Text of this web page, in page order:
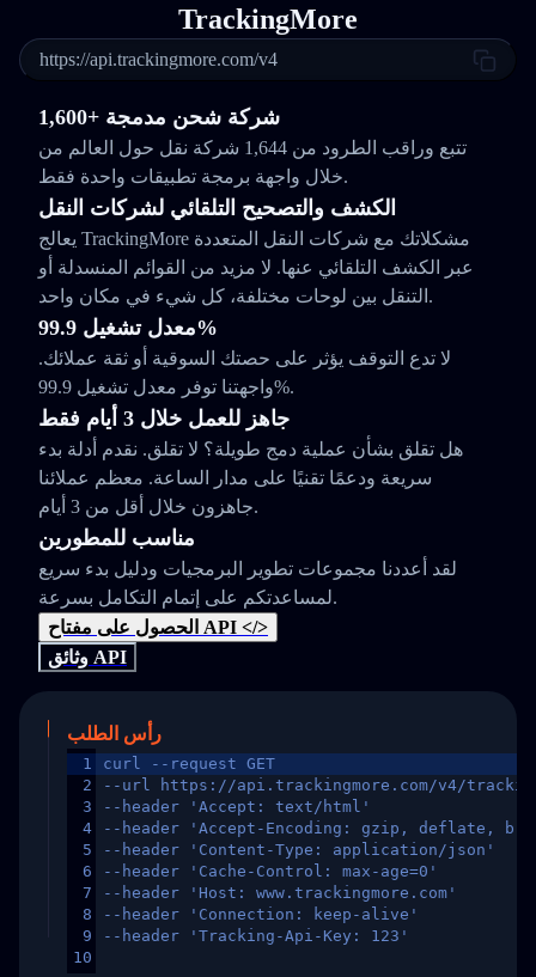
TrackingMore
https://api.trackingmore.com/v4
1,600+ شركة شحن مدمجة
تتبع وراقب الطرود من 1,644 شركة نقل حول العالم من
خلال واجهة برمجة تطبيقات واحدة فقط.
الكشف والتصحيح التلقائي لشركات النقل
يعالج TrackingMore مشكلاتك مع شركات النقل المتعددة
عبر الكشف التلقائي عنها. لا مزيد من القوائم المنسدلة أو
التنقل بين لوحات مختلفة، كل شيء في مكان واحد.
معدل تشغيل 99.9%
لا تدع التوقف يؤثر على حصتك السوقية أو ثقة عملائك.
واجهتنا توفر معدل تشغيل 99.9%.
جاهز للعمل خلال 3 أيام فقط
هل تقلق بشأن عملية دمج طويلة؟ لا تقلق. نقدم أدلة بدء
سريعة ودعمًا تقنيًا على مدار الساعة. معظم عملائنا
جاهزون خلال أقل من 3 أيام.
مناسب للمطورين
لقد أعددنا مجموعات تطوير البرمجيات ودليل بدء سريع
لمساعدتكم على إتمام التكامل بسرعة.
الحصول على مفتاح API </>
وثائق API
رأس الطلب
1
2
3
4
5
6
7
8
9
10
curl --request GET
--url https://api.trackingmore.com/v4/trackings/
--header 'Accept: text/html'
--header 'Accept-Encoding: gzip, deflate,
--header 'Content-Type: application/json'
--header 'Cache-Control: max-age=0'
--header 'Host: www.trackingmore.com'
--header 'Connection: keep-alive'
--header 'Tracking-Api-Key: 123'